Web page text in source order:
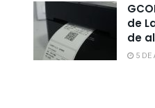
de
de
5 DE